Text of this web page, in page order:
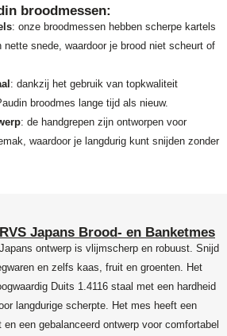
broodmessen:
: onze broodmessen hebben scherpe kartels
nette snede, waardoor je brood niet scheurt of
: dankzij het gebruik van topkwaliteit
broodmes lange tijd als nieuw.
: de handgrepen zijn ontworpen voor
waardoor je langdurig kunt snijden zonder
Japans Brood- en Banketmes
ontwerp is vlijmscherp en robuust. Snijd
en zelfs kaas, fruit en groenten. Het
Duits 1.4116 staal met een hardheid
langdurige scherpte. Het mes heeft een
een gebalanceerd ontwerp voor comfortabel